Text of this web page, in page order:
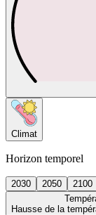
Climat
Horizon temporel
2030 2050
2100
Hausse de la